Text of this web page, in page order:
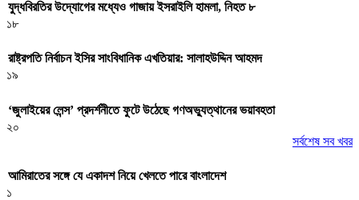
যুদ্ধবিরতির উদ্যোগের মধ্যেও গাজায় ইসরাইলি হামলা, নিহত ৮
১৮
রাষ্ট্রপতি নির্বাচন ইসির সাংবিধানিক এখতিয়ার: সালাহউদ্দিন আহমদ
১৯
‘জুলাইয়ের লেন্স’ প্রদর্শনীতে ফুটে উঠেছে গণঅভ্যুত্থানের ভয়াবহতা
২০
সর্বশেষ সব খবর
আমিরাতের সঙ্গে যে একাদশ নিয়ে খেলতে পারে বাংলাদেশ
১